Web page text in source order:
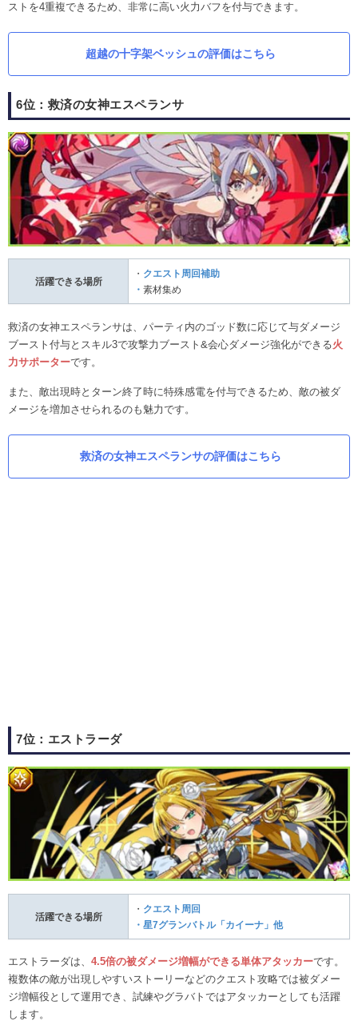
ストを4重複できるため、非常に高い火力バフを付与できます。
超越の十字架ベッシュの評価はこちら
6位：救済の女神エスペランサ
活躍できる場所
・ クエスト周回補助
・ 素材集め
救済の女神エスペランサは、パーティ内のゴッド数に応じて与ダメージ
ブースト付与とスキル3で攻撃力ブースト&会心ダメージ強化ができる火
力サポーターです。
また、敵出現時とターン終了時に特殊感電を付与できるため、敵の被ダ
メージを増加させられるのも魅力です。
救済の女神エスペランサの評価はこちら
7位：エストラーダ
活躍できる場所
・ クエスト周回
・星7グランバトル「 カイーナ 」他
エストラーダは、 4.5倍の被ダメージ増幅ができる単体アタッカーです。
複数体の敵が出現しやすいストーリーなどのクエスト攻略では被ダメー
ジ増幅役として運用でき、試練やグラバトではアタッカーとしても活躍
します。